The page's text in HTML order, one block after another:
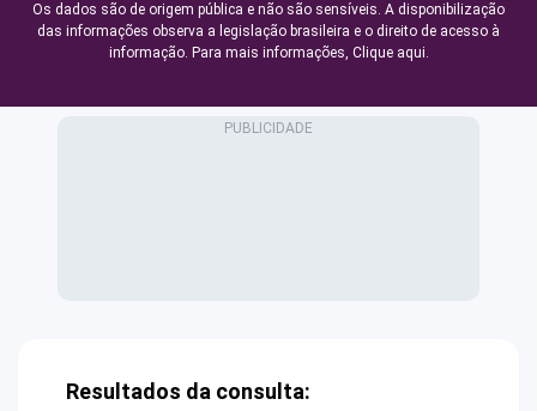
Os dados são de origem pública e não são sensíveis. A disponibilização
das informações observa a legislação brasileira e o direito de acesso à
informação. Para mais informações, Clique aqui.
Resultados da consulta: